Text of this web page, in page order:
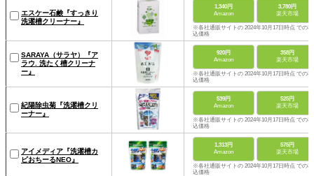
エスケー石鹸『すっきり
洗濯槽クリーナー』
1,340円
Amazon
3,780円
楽天市場
※各社通販サイトの 2024年10月17日時点 での税
込価格
SARAYA（サラヤ）『ア
ラウ. 洗たく槽クリーナ
ー』
920円
Amazon
358円
楽天市場
※各社通販サイトの 2024年10月17日時点 での税
込価格
紀陽除虫菊『洗濯槽クリ
ーナー』
539円
Amazon
525円
楽天市場
※各社通販サイトの 2024年10月17日時点 での税
込価格
アイメディア『洗濯槽カ
ビおちーるNEO』
1,313円
Amazon
575円
楽天市場
※各社通販サイトの 2024年10月17日時点 での税
込価格